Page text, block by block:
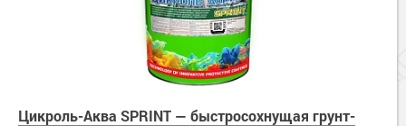
Цикроль-Аква SPRINT — быстросохнущая грунт-